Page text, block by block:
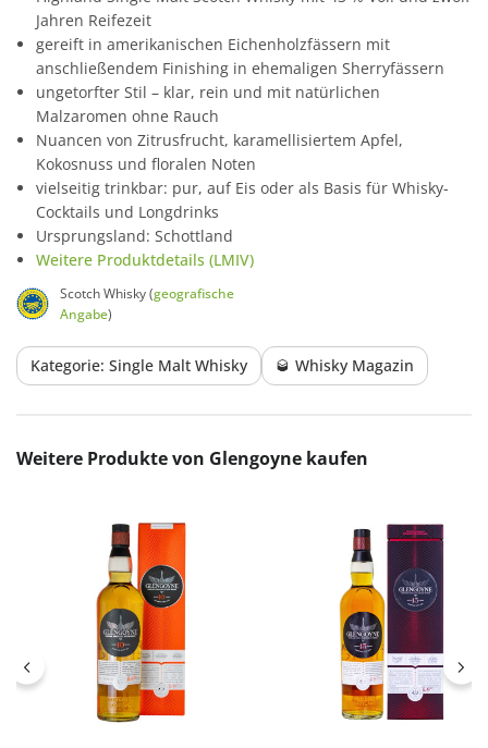
Jahren Reifezeit
gereift in amerikanischen Eichenholzfässern mit
anschließendem Finishing in ehemaligen Sherryfässern
ungetorfter Stil – klar, rein und mit natürlichen
Malzaromen ohne Rauch
Nuancen von Zitrusfrucht, karamellisiertem Apfel,
Kokosnuss und floralen Noten
vielseitig trinkbar: pur, auf Eis oder als Basis für Whisky-
Cocktails und Longdrinks
Ursprungsland: Schottland
Weitere Produktdetails (LMIV)
Scotch Whisky (geografische
Angabe)
Kategorie: Single Malt Whisky 🥃 Whisky Magazin
Produktgalerie überspringen
Weitere Produkte von Glengoyne kaufen